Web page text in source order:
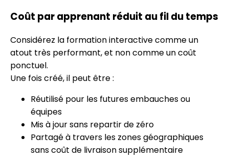
Coût par apprenant réduit au fil du temps
Considérez la formation interactive comme un
atout très performant, et non comme un coût
ponctuel.
Une fois créé, il peut être :
Réutilisé pour les futures embauches ou
équipes
Mis à jour sans repartir de zéro
Partagé à travers les zones géographiques
sans coût de livraison supplémentaire